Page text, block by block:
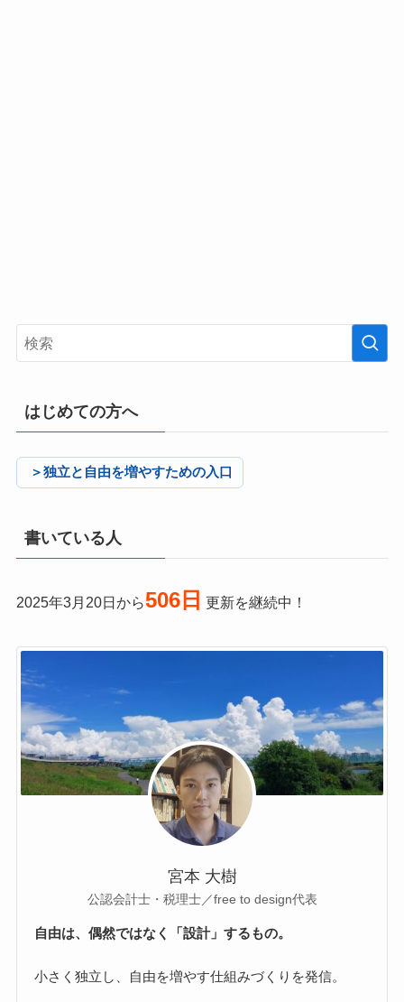
はじめての方へ
＞独立と自由を増やすための入口
書いている人
2025年3月20日から506日 更新を継続中！
宮本 大樹
公認会計士・税理士／free to design代表
自由は、偶然ではなく「設計」するもの。
小さく独立し、自由を増やす仕組みづくりを発信。